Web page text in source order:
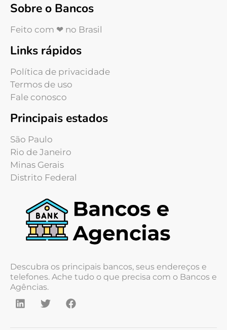
Sobre o Bancos
Feito com ❤ no Brasil
Links rápidos
Política de privacidade
Termos de uso
Fale conosco
Principais estados
São Paulo
Rio de Janeiro
Minas Gerais
Distrito Federal
Descubra os principais bancos, seus endereços e
telefones. Ache tudo o que precisa com o Bancos e
Agências.